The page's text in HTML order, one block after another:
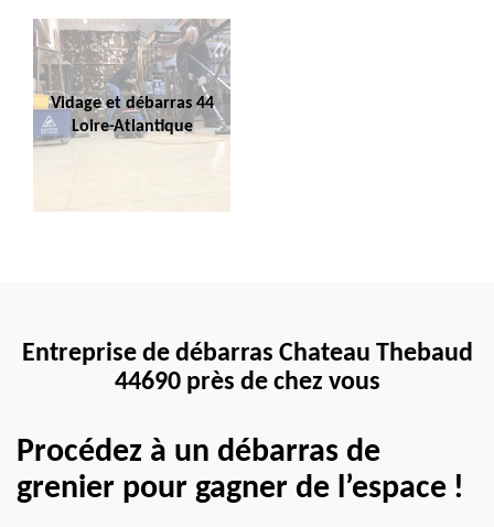
Vidage et débarras 44
Loire-Atlantique
Entreprise de débarras Chateau Thebaud
44690 près de chez vous
Procédez à un débarras de
grenier pour gagner de l’espace !